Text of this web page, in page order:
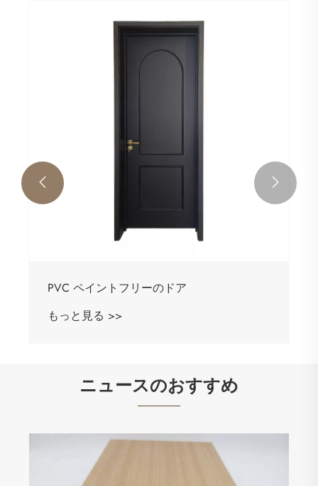
PVC ペイントフリーのドア
もっと見る >>
 
ニュースのおすすめ